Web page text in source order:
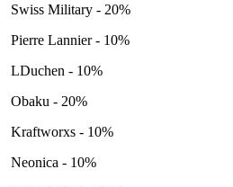
Swiss Military - 20%
Pierre Lannier - 10%
LDuchen - 10%
Obaku - 20%
Kraftworxs - 10%
Neonica - 10%